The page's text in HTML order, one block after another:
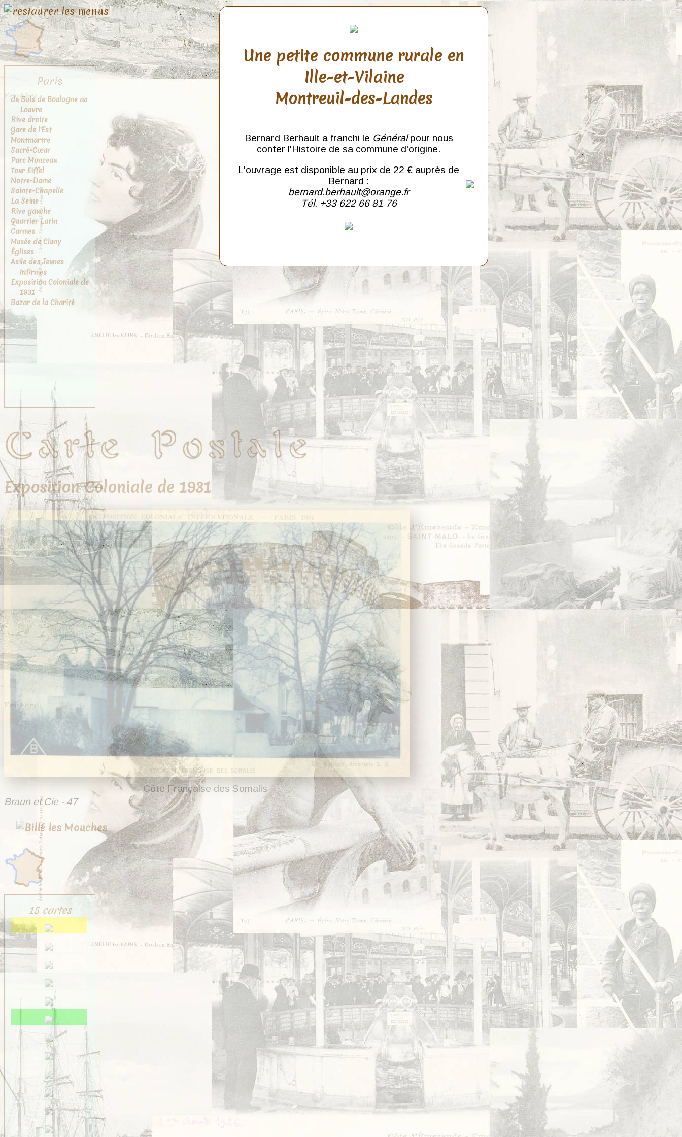
Paris
du Bois de Boulogne au
Louvre
Rive droite
Gare de l'Est
Montmartre
Sacré-Cœur
Parc Monceau
Tour Eiffel
Notre-Dame
Sainte-Chapelle
La Seine
Rive gauche
Quartier Latin
Carmes
Musée de Cluny
Églises
Asile des Jeunes
Infirmes
Exposition Coloniale de
1931
Bazar de la Charité
Exposition Coloniale de 1931
Côte Française des Somalis
Braun et Cie - 47
15 cartes
Une petite commune rurale en
Ille-et-Vilaine
Montreuil-des-Landes
Bernard Berhault a franchi le Généralpour nous
conter l'Histoire de sa commune d'origine.
L'ouvrage est disponible au prix de 22 € auprès de
Bernard :
bernard.berhault@orange.fr
Tél. +33 622 66 81 76